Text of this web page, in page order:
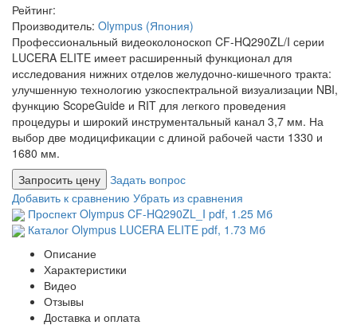
Рейтинг:
Производитель: Olympus (Япония)
Профессиональный видеоколоноскоп CF-HQ290ZL/I серии
LUCERA ELITE имеет расширенный функционал для
исследования нижних отделов желудочно-кишечного тракта:
улучшенную технологию узкоспектральной визуализации NBI,
функцию ScopeGuide и RIT для легкого проведения
процедуры и широкий инструментальный канал 3,7 мм. На
выбор две модицификации с длиной рабочей части 1330 и
1680 мм.
Запросить цену Задать вопрос
Добавить к сравнению Убрать из сравнения
Проспект Olympus CF-HQ290ZL_I pdf, 1.25 Мб
Каталог Olympus LUCERA ELITE pdf, 1.73 Мб
Описание
Характеристики
Видео
Отзывы
Доставка и оплата